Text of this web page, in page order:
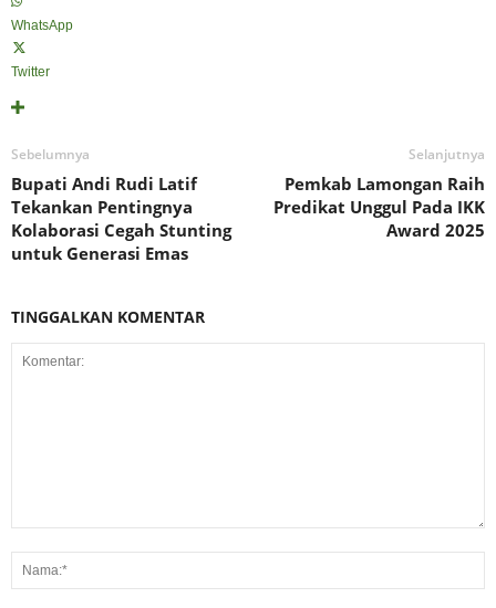
WhatsApp
Twitter
Sebelumnya
Bupati Andi Rudi Latif
Tekankan Pentingnya
Kolaborasi Cegah Stunting
untuk Generasi Emas
Selanjutnya
Pemkab Lamongan Raih
Predikat Unggul Pada IKK
Award 2025
TINGGALKAN KOMENTAR